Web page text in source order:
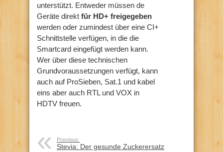
unterstützt. Entweder müssen de
Geräte direkt für HD+ freigegeben
werden oder zumindest über eine CI+
Schnittstelle verfügen, in die die
Smartcard eingefügt werden kann.
Wer über diese technischen
Grundvoraussetzungen verfügt, kann
auch auf ProSieben, Sat.1 und kabel
eins aber auch RTL und VOX in
HDTV freuen.
Previous:
Stevia: Der gesunde Zuckerersatz